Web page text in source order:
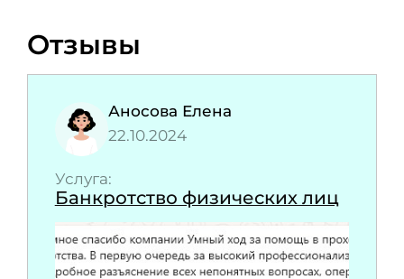
Отзывы
Аносова Елена
22.10.2024
Услуга:
Банкротство физических лиц